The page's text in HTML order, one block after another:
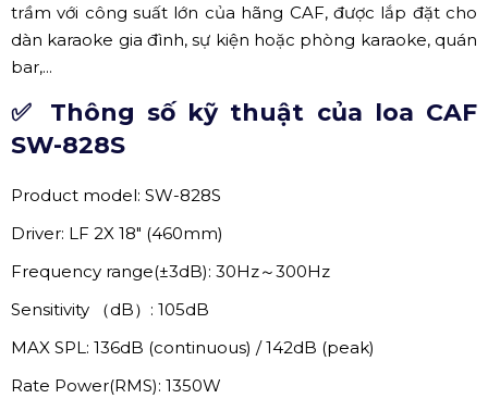
trầm với công suất lớn của hãng CAF, được lắp đặt cho
dàn karaoke gia đình, sự kiện hoặc phòng karaoke, quán
bar,...
✅ Thông số kỹ thuật của loa CAF
SW-828S
Product model: SW-828S
Driver: LF 2X 18" (460mm)
Frequency range(±3dB): 30Hz～300Hz
Sensitivity （dB）: 105dB
MAX SPL: 136dB (continuous) / 142dB (peak)
Rate Power(RMS): 1350W